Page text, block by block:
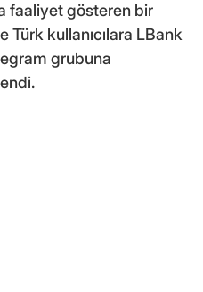
faaliyet gösteren bir
Türk kullanıcılara LBank
grubuna